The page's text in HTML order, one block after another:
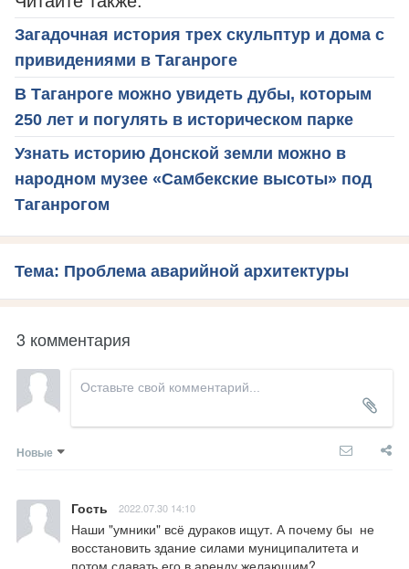
Загадочная история трех скульптур и дома с
привидениями в Таганроге
В Таганроге можно увидеть дубы, которым
250 лет и погулять в историческом парке
Узнать историю Донской земли можно в
народном музее «Самбекские высоты» под
Таганрогом
Тема: Проблема аварийной архитектуры
3 комментария
Новые
Гость 2022.07.30 14:10
Наши "умники" всё дураков ищут. А почему бы  не
восстановить здание силами муниципалитета и